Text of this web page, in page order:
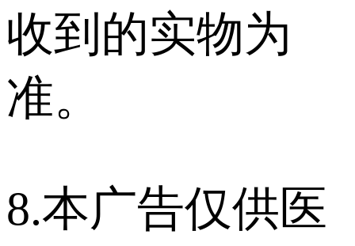
收到的实物为
准。
8.本广告仅供医